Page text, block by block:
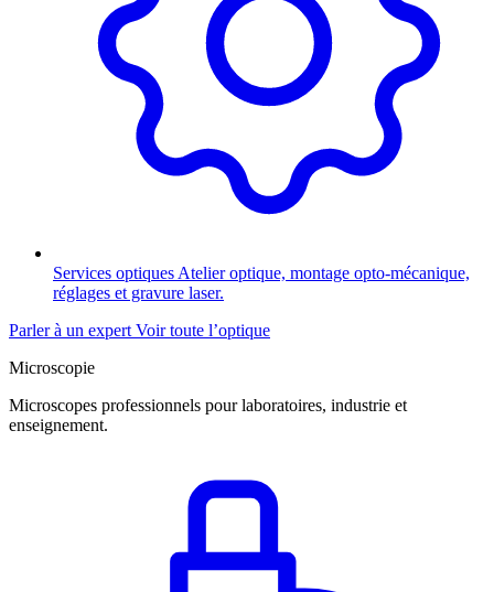
Services optiques Atelier optique, montage opto-mécanique,
réglages et gravure laser.
Parler à un expert Voir toute l’optique
Microscopie
Microscopes professionnels pour laboratoires, industrie et
enseignement.